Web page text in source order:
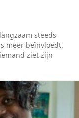
steeds
meer beïnvloedt.
ziet zijn
Maar ook